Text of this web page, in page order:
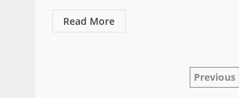
Read More
Previous